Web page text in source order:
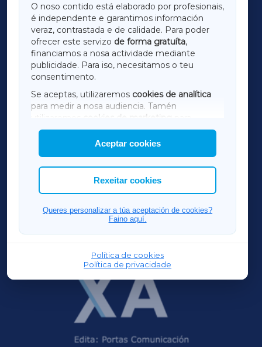
O noso contido está elaborado por profesionais,
é independente e garantimos información
veraz, contrastada e de calidade. Para poder
ofrecer este servizo de forma gratuíta,
financiamos a nosa actividade mediante
publicidade. Para iso, necesitamos o teu
consentimento.
Se aceptas, utilizaremos cookies de analítica
para medir a nosa audiencia. Tamén
utilizaremos
cookies de marketing
mostrar publicidade de terceiros.
Así mesmo, podes personalizar a elección das
cookies que desexas permitir.
Aceptar cookies
Rexeitar cookies
Queres personalizar a túa aceptación de cookies?
Faino aquí.
Política de cookies
Política de privacidade
LUGOXA
TERRACHAXA
AMARIÑAXA
RIBEIRASACRAXA
ACORUÑAXA
FERROLXA
OURENSEXA